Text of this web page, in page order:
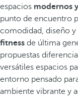
espacios modernos
punto de encuentro
comodidad, diseño y
fitness de última
propuestas
versátiles espacios
entorno pensado
ambiente vibrante y